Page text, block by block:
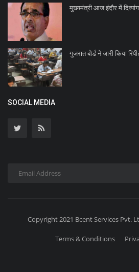
मुख्यमंत्री आज इंदौर
गुजरात बोर्ड ने जारी किया
SOCIAL MEDIA
Copyright 2021 Bcent Services Pvt.
Terms & Conditions